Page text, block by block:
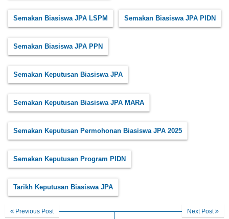
Semakan Biasiswa JPA LSPM Semakan Biasiswa JPA PIDN
Semakan Biasiswa JPA PPN
Semakan Keputusan Biasiswa JPA
Semakan Keputusan Biasiswa JPA MARA
Semakan Keputusan Permohonan Biasiswa JPA 2025
Semakan Keputusan Program PIDN
Tarikh Keputusan Biasiswa JPA
Previous Post Next Post